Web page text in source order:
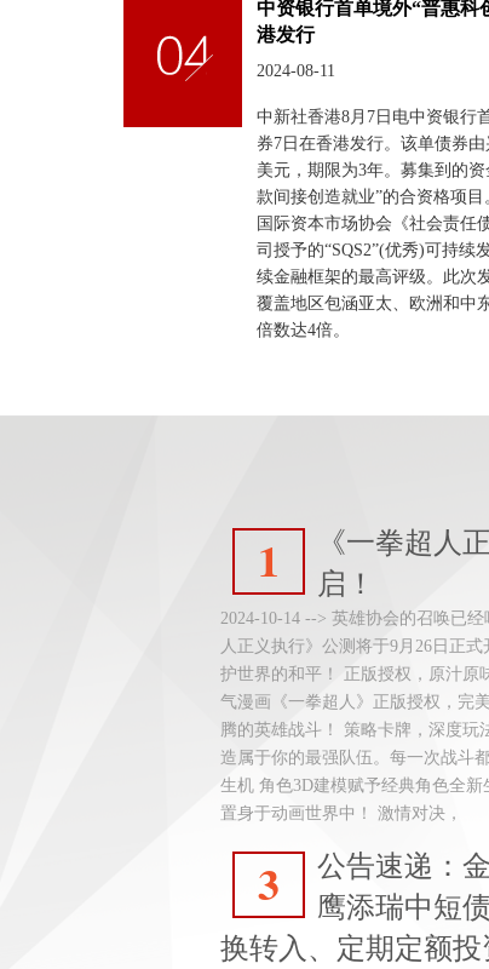
中资银行首单境外“普惠科
港发行
2024-08-11
中新社香港8月7日电中资银行
券7日在香港发行。该单债券
美元，期限为3年。募集到的
款间接创造就业”的合资格项
国际资本市场协会《社会责任
司授予的“SQS2”(优秀)可持续
续金融框架的最高评级。此次
覆盖地区包涵亚太、欧洲和中
倍数达4倍。
1
《一拳超人
启！
2024-10-14 --> 英雄协会的召唤已
人正义执行》公测将于9月26日正
护世界的和平！ 正版授权，原汁原
气漫画《一拳超人》正版授权，完
腾的英雄战斗！ 策略卡牌，深度玩
造属于你的最强队伍。每一次战斗
生机 角色3D建模赋予经典角色全
置身于动画世界中！ 激情对决，
3
公告速递：
鹰添瑞中短
换转入、定期定额投